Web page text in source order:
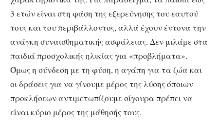
3 ετών είναι στη φάση της εξερεύνησης του εαυτού
τους και του περιβάλλοντος, αλλά έχουν έντονα την
ανάγκη συναισθηματικής ασφάλειας. Δεν μιλάμε στα
παιδιά προσχολικής ηλικίας για «προβλήματα».
Όμως η σύνδεση με τη φύση, η αγάπη για τα ζώα και
οι δράσεις για να γίνουμε μέρος της λύσης όποιων
προκλήσεων αντιμετωπίζουμε σίγουρα πρέπει να
είναι κύριο μέρος της μάθησής τους.